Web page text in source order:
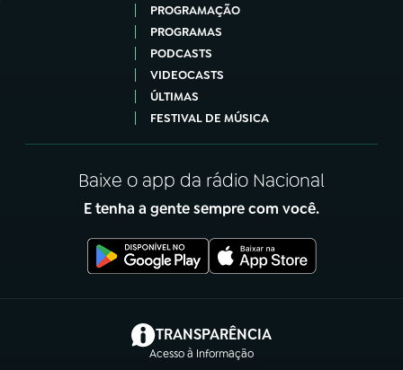
PROGRAMAÇÃO
PROGRAMAS
PODCASTS
VIDEOCASTS
ÚLTIMAS
FESTIVAL DE MÚSICA
Baixe o app da rádio Nacional
E tenha a gente sempre com você.
TRANSPARÊNCIA
Acesso à Informação
(abre em nova aba)